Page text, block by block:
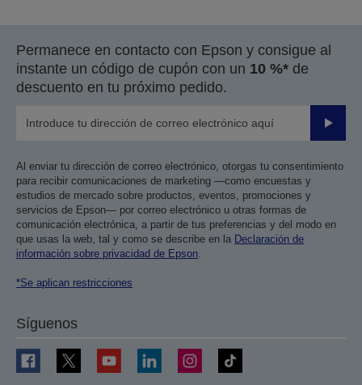
anterior
siguiente
Permanece en contacto con Epson y consigue al
instante un código de cupón con un 10 %* de
descuento en tu próximo pedido.
Enviar
Al enviar tu dirección de correo electrónico, otorgas tu consentimiento
para recibir comunicaciones de marketing —como encuestas y
estudios de mercado sobre productos, eventos, promociones y
servicios de Epson— por correo electrónico u otras formas de
comunicación electrónica, a partir de tus preferencias y del modo en
que usas la web, tal y como se describe en la Declaración de
información sobre privacidad de Epson.
*Se aplican restricciones
Síguenos